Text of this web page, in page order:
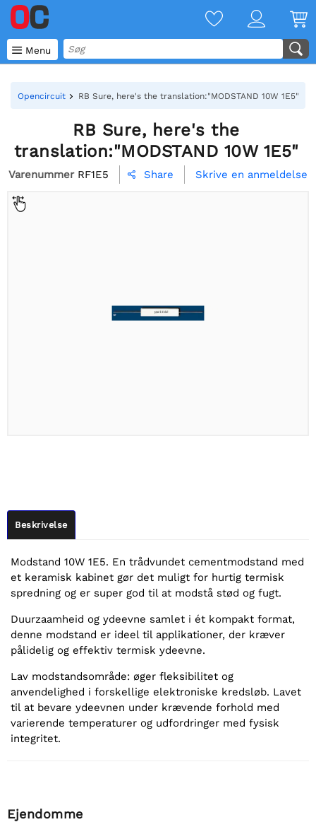
 Menu
Opencircuit RB Sure, here's the translation:"MODSTAND 10W 1E5"
RB Sure, here's the
translation:"MODSTAND 10W 1E5"
Varenummer RF1E5  Share Skrive en anmeldelse
Beskrivelse
Modstand 10W 1E5. En trådvundet cementmodstand med
et keramisk kabinet gør det muligt for hurtig termisk
spredning og er super god til at modstå stød og fugt.
Duurzaamheid og ydeevne samlet i ét kompakt format,
denne modstand er ideel til applikationer, der kræver
pålidelig og effektiv termisk ydeevne.
Lav modstandsområde: øger fleksibilitet og
anvendelighed i forskellige elektroniske kredsløb. Lavet
til at bevare ydeevnen under krævende forhold med
varierende temperaturer og udfordringer med fysisk
integritet.
Ejendomme